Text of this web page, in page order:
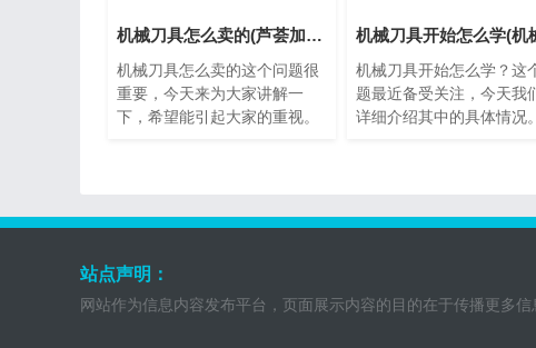
机械刀具怎么卖的(芦荟加工厂赚钱吗)
机械刀具怎么卖的这个问题很
重要，今天来为大家讲解一
下，希望能引起大家的重视。
机械刀具开始怎么学？这
题最近备受关注，今天我
详细介绍其中的具体情况
站点声明：
网站作为信息内容发布平台，页面展示内容的目的在于传播更多